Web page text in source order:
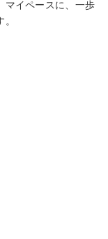
マイペースに、一歩